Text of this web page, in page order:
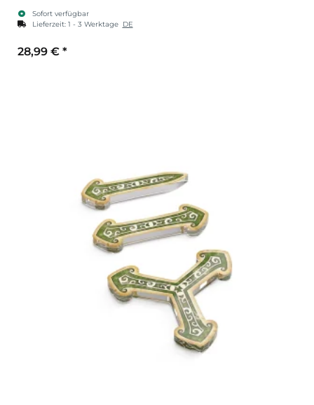
Sofort verfügbar
Lieferzeit: 1 - 3 Werktage DE
28,99 € *